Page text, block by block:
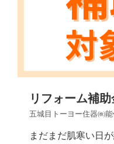
リフォーム補
五城目トーヨー住器㈱
まだまだ肌寒い日